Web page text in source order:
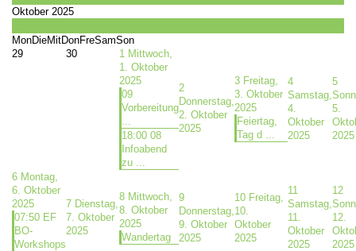
Oktober 2025
MonDieMitDonFreSamSon
29
30 1 Mittwoch,
1. Oktober
2025
09
Vorbereitung
...
18:00 08
Infoabend
zu ...
2
Donnerstag,
2. Oktober
2025
3 Freitag,
3. Oktober
2025
Feiertag,
Tag d ...
4
Samstag,
4.
Oktober
2025
5
5.
2025
6 Montag,
6. Oktober
2025
07:50 EF
BO-
Workshops
7 Dienstag,
7. Oktober
2025
8 Mittwoch,
8. Oktober
2025
Wandertag
9
Donnerstag,
9. Oktober
2025
10 Freitag,
10.
Oktober
2025
11
Samstag,
11.
Oktober
2025
12
12.
2025